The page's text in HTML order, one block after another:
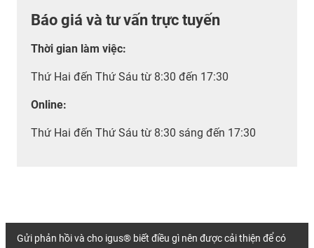
Báo giá và tư vấn trực tuyến
Thời gian làm việc:
Thứ Hai đến Thứ Sáu từ 8:30 đến 17:30
Online:
Thứ Hai đến Thứ Sáu từ 8:30 sáng đến 17:30
Gửi phản hồi và cho igus® biết điều gì nên được cải thiện để có